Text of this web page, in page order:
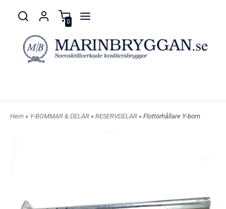
0
Hem » Y-BOMMAR & DELAR » RESERVDELAR » Flottörhållare Y-bom